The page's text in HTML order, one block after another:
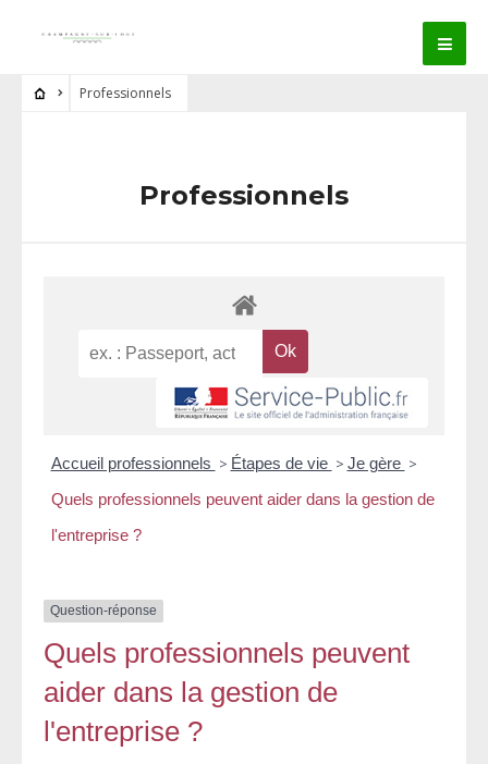
Professionnels
Professionnels
Accueil professionnels > Étapes de vie > Je gère >
Quels professionnels peuvent aider dans la gestion de
l'entreprise ?
Question-réponse
Quels professionnels peuvent
aider dans la gestion de
l'entreprise ?